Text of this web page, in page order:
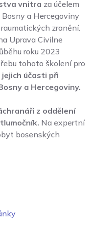
vnitra za účelem
a Hercegoviny
zranění.
Uprava Civilne
roku 2023
tohoto školení pro
jejich účasti při
a Hercegoviny.
z oddělení
Na expertní
bosenských